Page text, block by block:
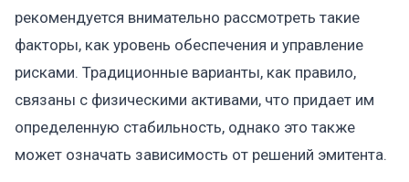
рекомендуется внимательно рассмотреть такие
факторы, как уровень обеспечения и управление
рисками. Традиционные варианты, как правило,
связаны с физическими активами, что придает им
определенную стабильность, однако это также
может означать зависимость от решений эмитента.